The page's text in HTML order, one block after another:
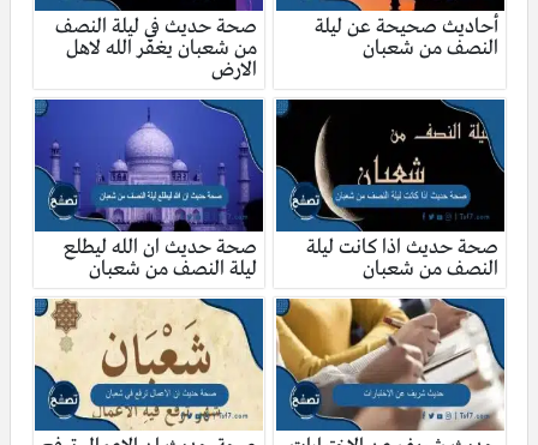
أحاديث صحيحة عن ليلة
النصف من شعبان
صحة حديث في ليلة النصف
من شعبان يغفر الله لاهل
الارض
صحة حديث اذا كانت ليلة
النصف من شعبان
صحة حديث ان الله ليطلع
ليلة النصف من شعبان